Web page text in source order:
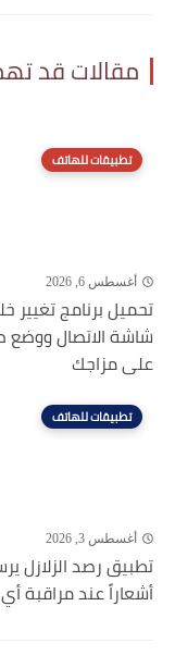
مقالات قد
تطبيقات للهاتف
أغسطس 6, 2026
تحميل برنامج تغيير
شاشة الاتصال ووضع
على مزاجك
تطبيقات للهاتف
أغسطس 3, 2026
تطبيق رصد الزلازل
أشعاراً عند مراقبة